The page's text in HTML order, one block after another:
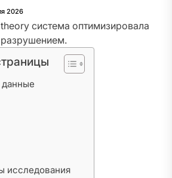
2026
система оптимизировала
данные
исследования